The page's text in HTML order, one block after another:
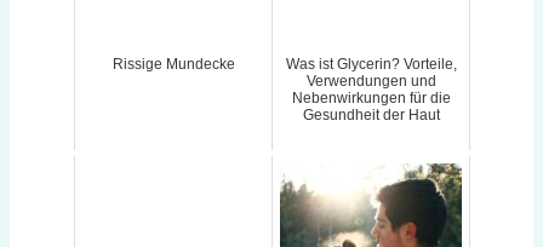
Rissige Mundecke
Was ist Glycerin? Vorteile,
Verwendungen und
Nebenwirkungen für die
Gesundheit der Haut